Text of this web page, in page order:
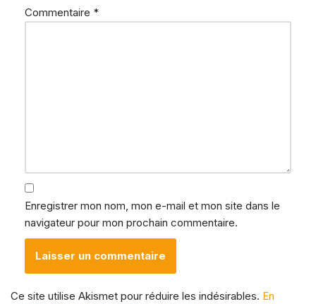
Commentaire *
Enregistrer mon nom, mon e-mail et mon site dans le
navigateur pour mon prochain commentaire.
Ce site utilise Akismet pour réduire les indésirables. En